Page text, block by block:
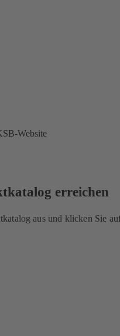
Website
erreichen
aus und klicken Sie